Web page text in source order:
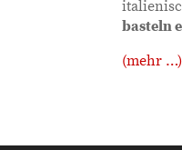
basteln
(mehr …)